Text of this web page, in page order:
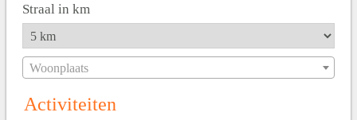
Straal in km
Woonplaats
Activiteiten